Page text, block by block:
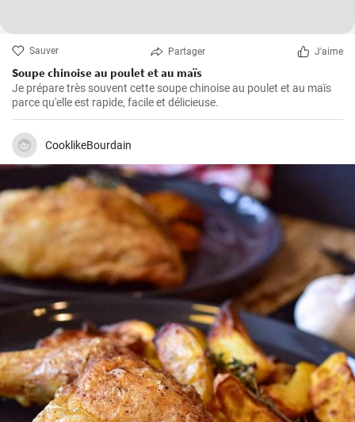
Sauver Partager J'aime
Soupe chinoise au poulet et au maïs
Je prépare très souvent cette soupe chinoise au poulet et au maïs
parce qu'elle est rapide, facile et délicieuse.
CooklikeBourdain